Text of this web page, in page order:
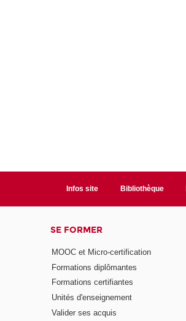
Infos site Bibliothèque
SE FORMER
MOOC et Micro-certification
Formations diplômantes
Formations certifiantes
Unités d'enseignement
Valider ses acquis